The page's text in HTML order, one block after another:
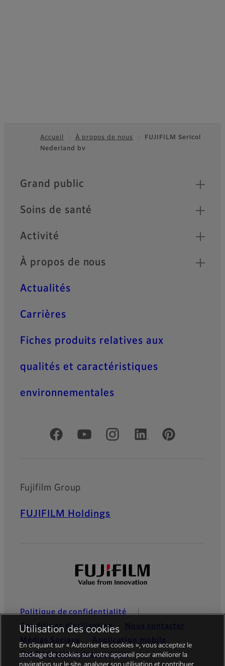
Footer
Accueil À propos de nous
FUJIFILM Sericol
Nederland bv
Quick Links
Grand public
Soins de santé
Activité
À propos de nous
Actualités
Carrières
Fiches produits relatives aux
qualités et caractéristiques
environnementales
Comptes officiels réseaux sociaux
Fujifilm Group
FUJIFILM Holdings
Politique de confidentialité
Conditions d’utilisation
Nous contacter
Médias Sociaux
Application mobile
Configurations des cookies
Utilisation des cookies
En cliquant sur « Autoriser les cookies », vous acceptez le
stockage de cookies sur votre appareil pour améliorer la